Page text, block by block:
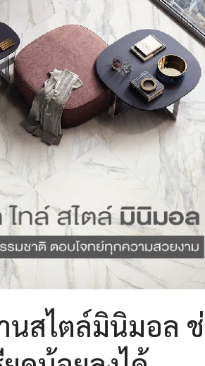
นสไตล์มินิมอล